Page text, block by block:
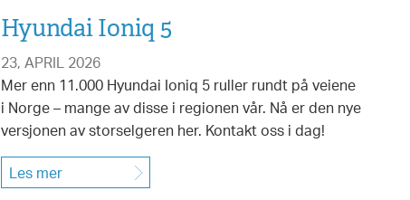
Hyundai Ioniq 5
23, APRIL 2026
Mer enn 11.000 Hyundai Ioniq 5 ruller rundt på veiene
i Norge – mange av disse i regionen vår. Nå er den nye
versjonen av storselgeren her. Kontakt oss i dag!
Les mer